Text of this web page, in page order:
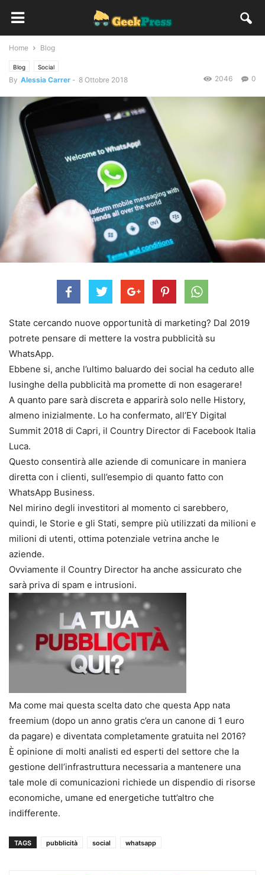
Home Blog
Blog Social
By Alessia Carrer - 8 Ottobre 2018 0
2046
State cercando nuove opportunità di marketing? Dal 2019
potrete pensare di mettere la vostra pubblicità su
WhatsApp.
Ebbene si, anche l’ultimo baluardo dei social ha ceduto alle
lusinghe della pubblicità ma promette di non esagerare!
A quanto pare sarà discreta e apparirà solo nelle History,
almeno inizialmente. Lo ha confermato, all’EY Digital
Summit 2018 di Capri, il Country Director di Facebook Italia
Luca.
Questo consentirà alle aziende di comunicare in maniera
diretta con i clienti, sull’esempio di quanto fatto con
WhatsApp Business.
Nel mirino degli investitori al momento ci sarebbero,
quindi, le Storie e gli Stati, sempre più utilizzati da milioni e
milioni di utenti, ottima potenziale vetrina anche le
aziende.
Ovviamente il Country Director ha anche assicurato che
sarà priva di spam e intrusioni.
Ma come mai questa scelta dato che questa App nata
freemium (dopo un anno gratis c’era un canone di 1 euro
da pagare) e diventata completamente gratuita nel 2016?
È opinione di molti analisti ed esperti del settore che la
gestione dell’infrastruttura necessaria a mantenere una
tale mole di comunicazioni richiede un dispendio di risorse
economiche, umane ed energetiche tutt’altro che
indifferente.
TAGS pubblicità social whatsapp